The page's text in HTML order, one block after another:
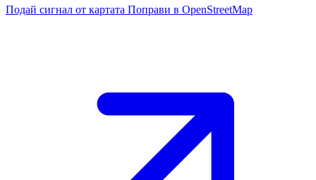
Подай сигнал от картата Поправи в OpenStreetMap